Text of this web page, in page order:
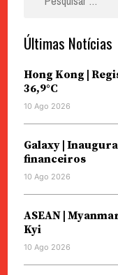
Últimas Notícias
Hong Kong |
36,9°C
10 Ago 2026
Galaxy |
financeiros
10 Ago 2026
ASEAN |
Kyi
10 Ago 2026